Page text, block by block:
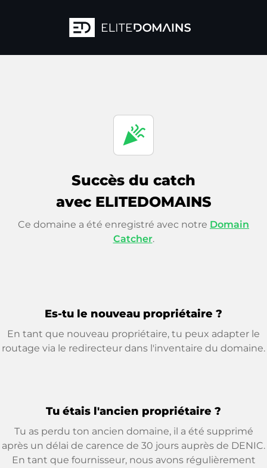
celebration
Succès du catch
avec ELITEDOMAINS
Ce domaine a été enregistré avec notre Domain
Catcher.
Es-tu le nouveau propriétaire ?
En tant que nouveau propriétaire, tu peux adapter le
routage via le redirecteur dans l'inventaire du domaine.
Tu étais l'ancien propriétaire ?
Tu as perdu ton ancien domaine, il a été supprimé
après un délai de carence de 30 jours auprès de DENIC.
En tant que fournisseur, nous avons régulièrement